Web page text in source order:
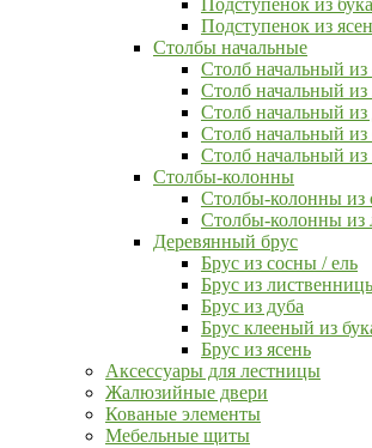
Подступенок из
Столбы начальные
Столб начальный
Столб начальный
Столб начальный из
Столб начальный из
Столб начальный из
Столбы-колонны
Столбы-колонны из
Столбы-колонны из
Деревянный брус
Брус из сосны / ель
Брус из
Брус из дуба
Брус клееный из
Брус из ясень
Аксессуары для лестницы
Жалюзийные двери
Кованые элементы
Мебельные щиты